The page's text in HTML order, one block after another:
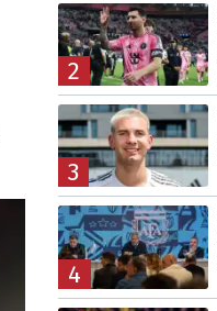
2
3
4